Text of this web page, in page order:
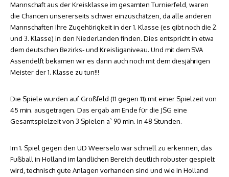
Mannschaft aus der Kreisklasse im gesamten Turnierfeld, waren
die Chancen unsererseits schwer einzuschätzen, da alle anderen
Mannschaften Ihre Zugehörigkeit in der 1. Klasse (es gibt noch die 2.
und 3. Klasse) in den Niederlanden finden. Dies entspricht in etwa
dem deutschen Bezirks- und Kreisliganiveau. Und mit dem SVA
Assendelft bekamen wir es dann auch noch mit dem diesjährigen
Meister der 1. Klasse zu tun!!!
Die Spiele wurden auf Großfeld (11 gegen 11) mit einer Spielzeit von
45 min. ausgetragen. Das ergab am Ende für die JSG eine
Gesamtspielzeit von 3 Spielen a` 90 min. in 48 Stunden.
Im 1. Spiel gegen den UD Weerselo war schnell zu erkennen, das
Fußball in Holland im ländlichen Bereich deutlich robuster gespielt
wird, technisch gute Anlagen vorhanden sind und wie in Holland